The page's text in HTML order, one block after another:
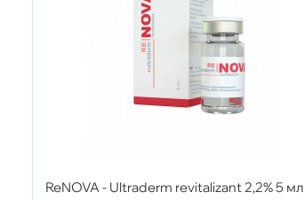
ReNOVA - Ultraderm revitalizant 2,2% 5 мл